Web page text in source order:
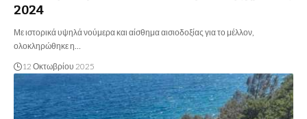
2024
Με ιστορικά υψηλά νούμερα και αίσθημα αισιοδοξίας για το μέλλον,
ολοκληρώθηκε η…
12 Οκτωβρίου 2025